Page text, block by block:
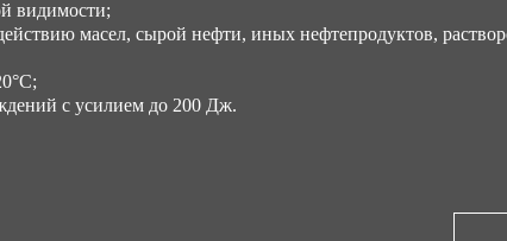
видимости;
масел, сырой нефти, иных нефтепродуктов,
с усилием до 200 Дж.